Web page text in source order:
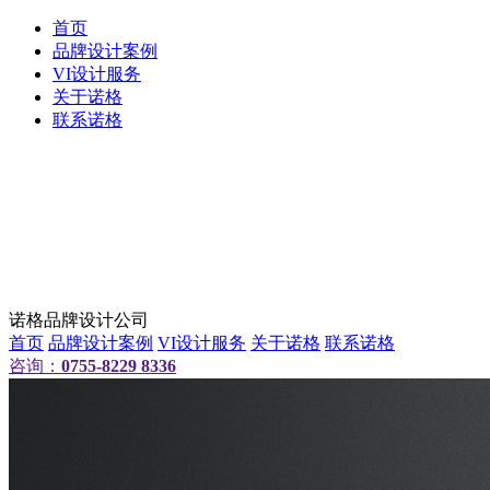
首页
品牌设计案例
VI设计服务
关于诺格
联系诺格
诺格品牌设计公司
首页 品牌设计案例 VI设计服务 关于诺格 联系诺格
咨询： 0755-8229 8336